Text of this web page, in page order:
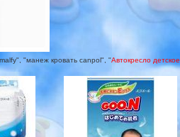
"манеж кровать canpol", "Автокресло детское